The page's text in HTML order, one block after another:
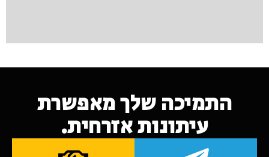
התמיכה שלך מאפשרת
עיתונות אזרחית.